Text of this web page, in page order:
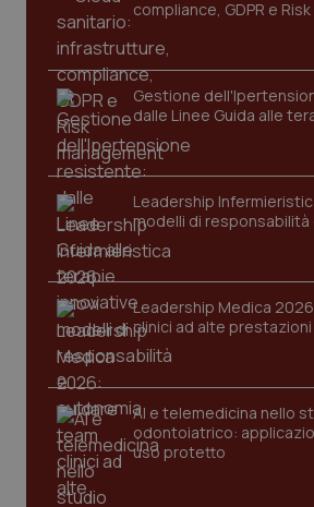
compliance, GDPR e
Gestione
dalle Linee Guida alle
Leadership
modelli di responsabilità
Leadership Medica
clinici ad alte prestazioni
AI e telemedicina nello
odontoiatrico:
uso protetto
protette del sito. Il sito web non è in
Nome
VISITOR_PRIVACY_METADATA
CookieScriptConsent